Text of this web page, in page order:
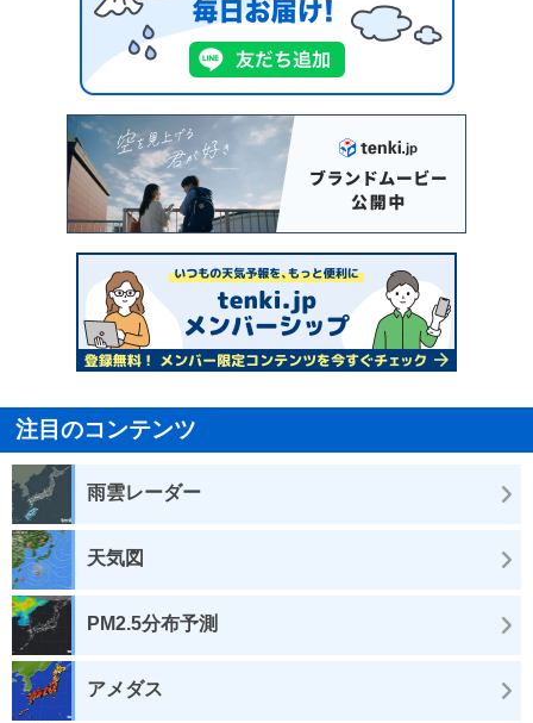
注目のコンテンツ
雨雲レーダー
天気図
PM2.5分布予測
アメダス